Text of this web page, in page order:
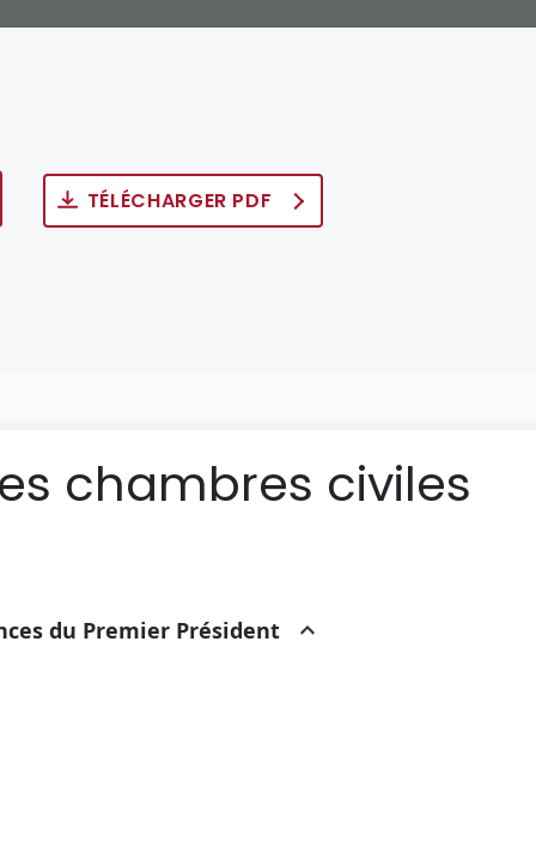
TÉLÉCHARGER PDF
chambres civiles
du Premier Président